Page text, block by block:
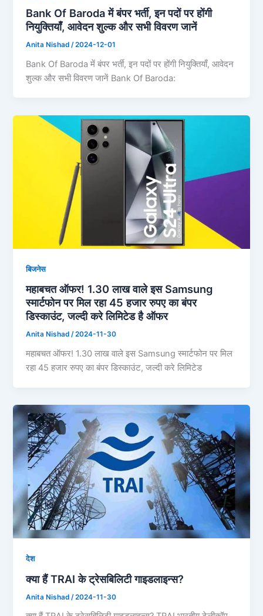
Bank Of Baroda में बंपर भर्ती, इन पदों पर होंगी
नियुक्तियाँ, आवेदन शुल्क और सभी विवरण जानें
Anita Nishad /2024-12-01
Bank Of Baroda में बंपर भर्ती, इन पदों पर होंगी नियुक्तियाँ, आवेदन
शुल्क और सभी विवरण जानें Bank Of Baroda:
बिजनेस
महाबचत ऑफर! 1.30 लाख वाले इस Samsung
स्मार्टफोन पर मिल रहा 45 हजार रुपए का बंपर
डिस्काउंट, जल्दी करे लिमिटेड है ऑफर
Anita Nishad/2024-11-30
महाबचत ऑफर! 1.30 लाख वाले इस Samsung स्मार्टफोन पर मिल
रहा 45 हजार रुपए का बंपर डिस्काउंट, जल्दी करे लिमिटेड
देश
क्या हैं TRAI के ट्रेसबिलिटी गाइडलाइन्स?
Anita Nishad /2024-11-30